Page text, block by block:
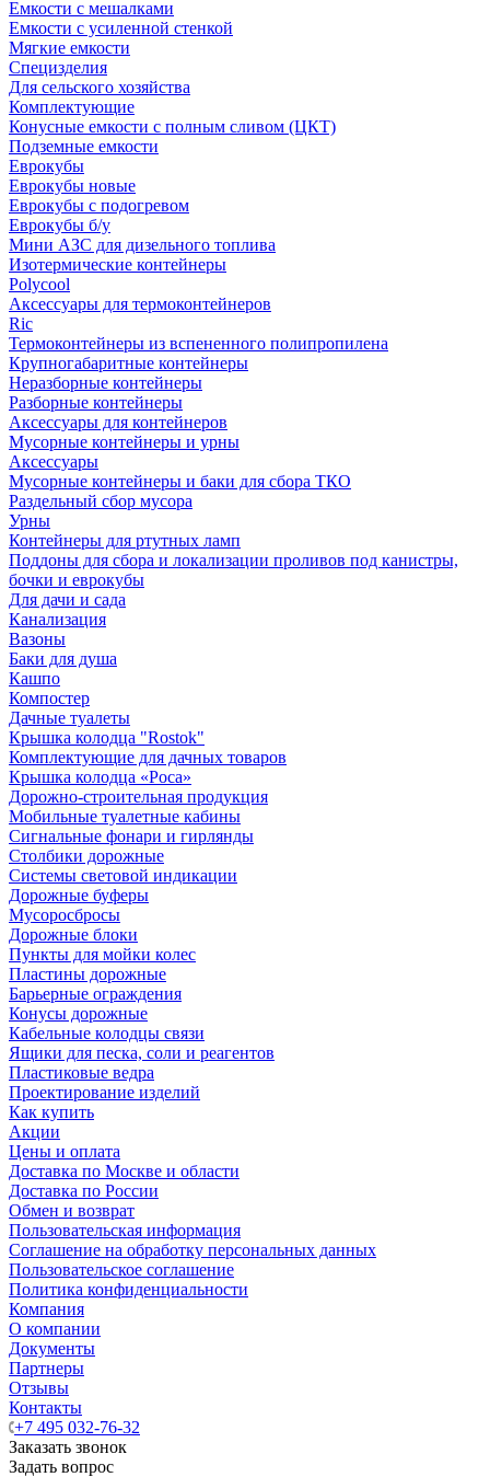
Емкости с мешалками
Емкости с усиленной стенкой
Мягкие емкости
Специзделия
Для сельского хозяйства
Комплектующие
Конусные емкости с полным сливом (ЦКТ)
Подземные емкости
Еврокубы
Еврокубы новые
Еврокубы с подогревом
Еврокубы б/у
Мини АЗС для дизельного топлива
Изотермические контейнеры
Polycool
Аксессуары для термоконтейнеров
Ric
Термоконтейнеры из вспененного полипропилена
Крупногабаритные контейнеры
Неразборные контейнеры
Разборные контейнеры
Аксессуары для контейнеров
Мусорные контейнеры и урны
Аксессуары
Мусорные контейнеры и баки для сбора ТКО
Раздельный сбор мусора
Урны
Контейнеры для ртутных ламп
Поддоны для сбора и локализации проливов под канистры,
бочки и еврокубы
Для дачи и сада
Канализация
Вазоны
Баки для душа
Кашпо
Компостер
Дачные туалеты
Крышка колодца "Rostok"
Комплектующие для дачных товаров
Крышка колодца «Роса»
Дорожно-строительная продукция
Мобильные туалетные кабины
Сигнальные фонари и гирлянды
Столбики дорожные
Системы световой индикации
Дорожные буферы
Мусоросбросы
Дорожные блоки
Пункты для мойки колес
Пластины дорожные
Барьерные ограждения
Конусы дорожные
Кабельные колодцы связи
Ящики для песка, соли и реагентов
Пластиковые ведра
Проектирование изделий
Как купить
Акции
Цены и оплата
Доставка по Москве и области
Доставка по России
Обмен и возврат
Пользовательская информация
Соглашение на обработку персональных данных
Пользовательское соглашение
Политика конфиденциальности
Компания
О компании
Документы
Партнеры
Отзывы
Контакты
+7 495 032-76-32
Заказать звонок
Задать вопрос